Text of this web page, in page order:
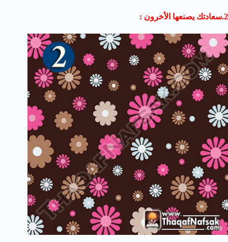
2.سعادتك يصنعها الأخرون :